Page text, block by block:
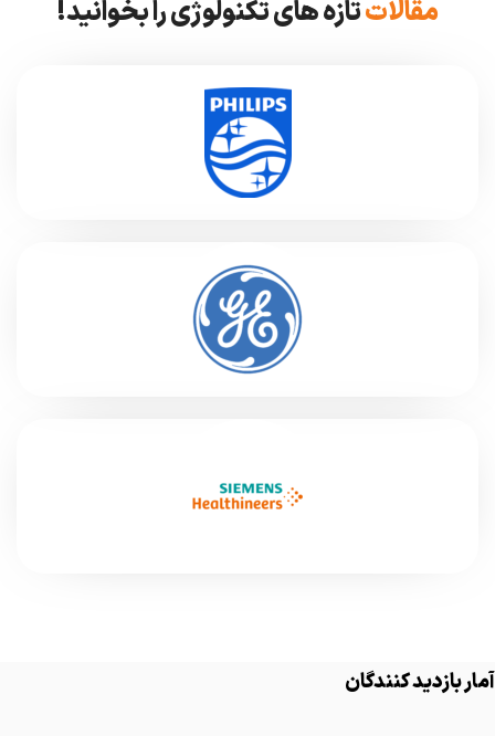
مقالاتتازه های تکنولوژی را بخوانید!
آمار بازدید کنندگان